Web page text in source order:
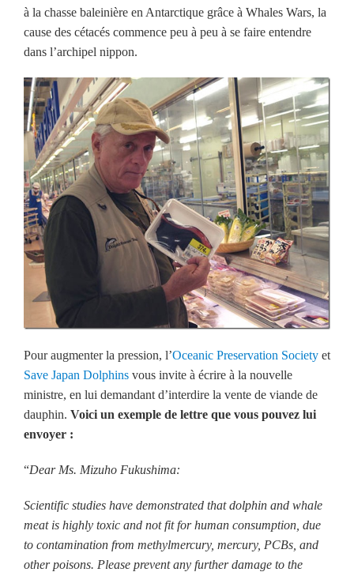
à la chasse baleinière en Antarctique grâce à Whales Wars, la
cause des cétacés commence peu à peu à se faire entendre
dans l’archipel nippon.
Pour augmenter la pression, l’Oceanic Preservation Society et
Save Japan Dolphins vous invite à écrire à la nouvelle
ministre, en lui demandant d’interdire la vente de viande de
dauphin. Voici un exemple de lettre que vous pouvez lui
envoyer :
“Dear Ms. Mizuho Fukushima:
Scientific studies have demonstrated that dolphin and whale
meat is highly toxic and not fit for human consumption, due
to contamination from methylmercury, mercury, PCBs, and
other poisons. Please prevent any further damage to the